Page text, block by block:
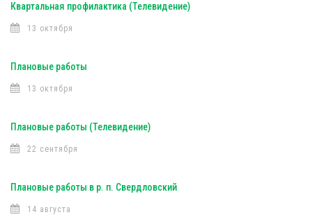
Квартальная профилактика (Телевидение)
13 октября
Плановые работы
13 октября
Плановые работы (Телевидение)
22 сентября
Плановые работы в р. п. Свердловский
14 августа